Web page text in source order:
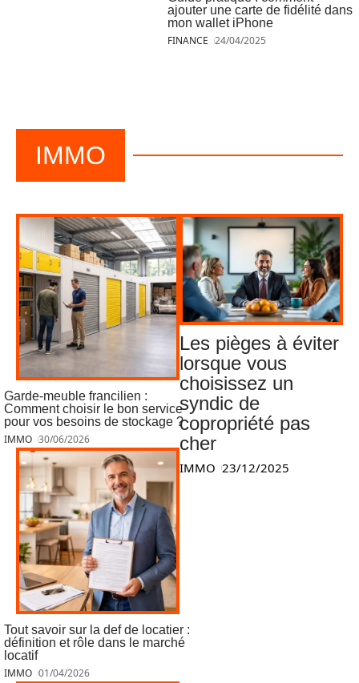
ajouter une carte de fidélité dans
mon wallet iPhone
FINANCE 24/04/2025
IMMO
Garde-meuble francilien :
Comment choisir le bon service
pour vos besoins de stockage ?
IMMO 30/06/2026
Tout savoir sur la def de locatier :
définition et rôle dans le marché
locatif
IMMO 01/04/2026
Les pièges à éviter
lorsque vous
choisissez un
syndic de
copropriété pas
cher
IMMO 23/12/2025